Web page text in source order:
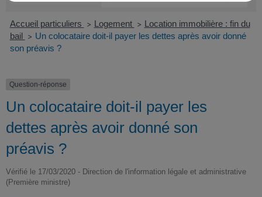
Accueil particuliers > Logement > Location immobilière : fin du
bail > Un colocataire doit-il payer les dettes après avoir donné
son préavis ?
Question-réponse
Un colocataire doit-il payer les
dettes après avoir donné son
préavis ?
Vérifié le 17/03/2020 - Direction de l'information légale et administrative
(Première ministre)